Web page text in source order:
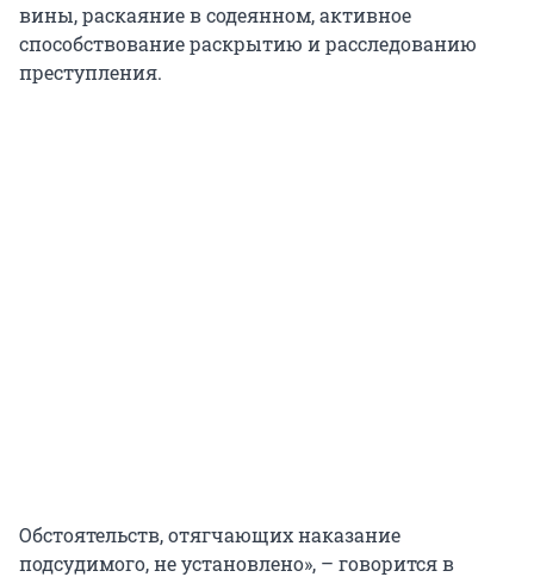
вины, раскаяние в содеянном, активное
способствование раскрытию и расследованию
преступления.
Обстоятельств, отягчающих наказание
подсудимого, не установлено», – говорится в